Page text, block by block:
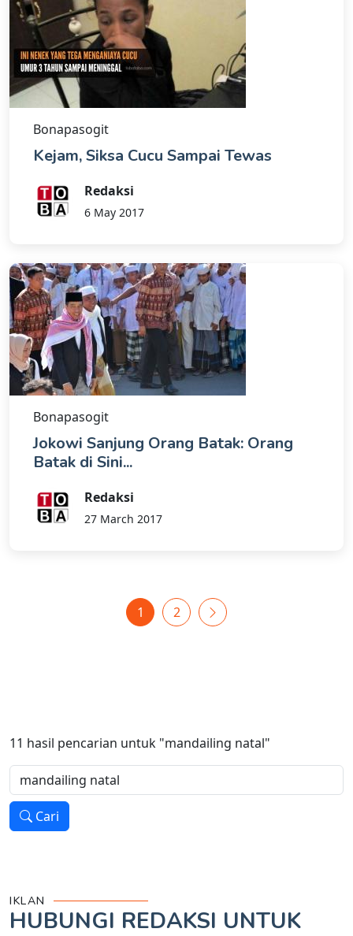
Bonapasogit
Kejam, Siksa Cucu Sampai Tewas
Redaksi
6 May 2017
Bonapasogit
Jokowi Sanjung Orang Batak: Orang
Batak di Sini...
Redaksi
27 March 2017
1 2
11 hasil pencarian untuk "mandailing natal"
Cari
IKLAN
HUBUNGI REDAKSI UNTUK